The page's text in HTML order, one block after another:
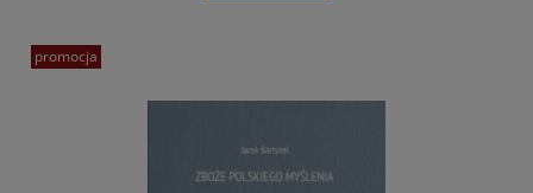
promocja